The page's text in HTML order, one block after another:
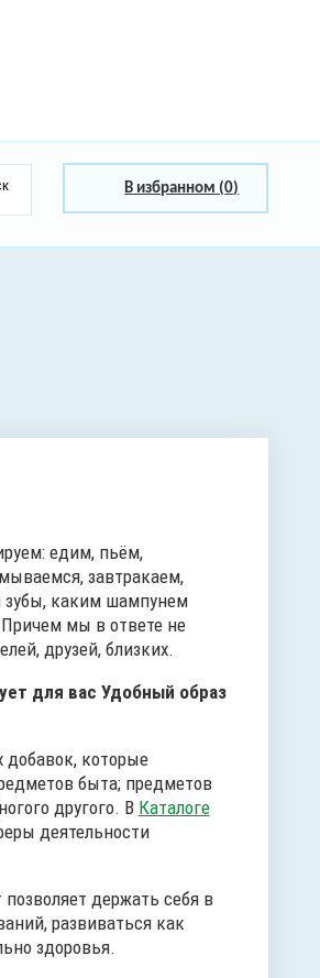
В избранном (0)
едим, пьём,
завтракаем,
зубы, каким шампунем
мы в ответе не
друзей, близких.
для вас Удобный образ
добавок, которые
быта; предметов
другого. В Каталоге
деятельности
держать себя в
развиваться как
здоровья.